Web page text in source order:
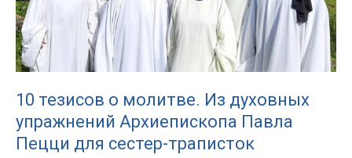
надеждой»
10 тезисов о молитве. Из духовных
упражнений Архиепископа Павла
Пецци для сестер-траписток